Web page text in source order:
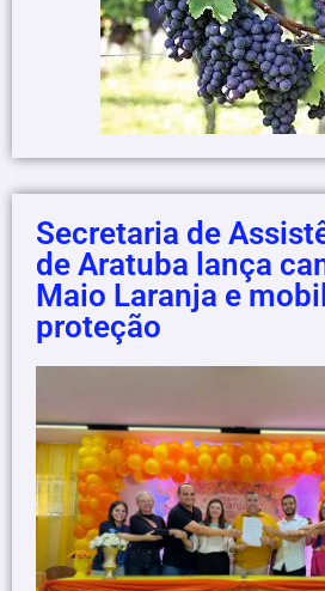
Secretaria de
de Aratuba lança
Maio Laranja e
proteção